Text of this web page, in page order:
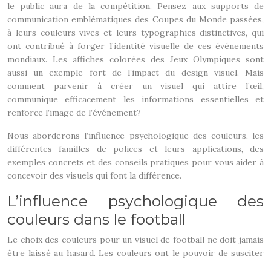
le public aura de la compétition. Pensez aux supports de
communication emblématiques des Coupes du Monde passées,
à leurs couleurs vives et leurs typographies distinctives, qui
ont contribué à forger l’identité visuelle de ces événements
mondiaux. Les affiches colorées des Jeux Olympiques sont
aussi un exemple fort de l’impact du design visuel. Mais
comment parvenir à créer un visuel qui attire l’œil,
communique efficacement les informations essentielles et
renforce l’image de l’événement?
Nous aborderons l’influence psychologique des couleurs, les
différentes familles de polices et leurs applications, des
exemples concrets et des conseils pratiques pour vous aider à
concevoir des visuels qui font la différence.
L’influence psychologique des
couleurs dans le football
Le choix des couleurs pour un visuel de football ne doit jamais
être laissé au hasard. Les couleurs ont le pouvoir de susciter